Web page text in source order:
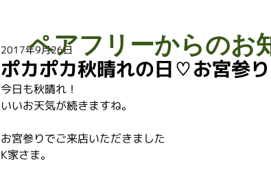
ポカポカ秋晴れの日♡お宮参
2017年9月26日
今日も秋晴れ！
いいお天気が続きますね。
お宮参りでご来店いただきました
K家さま。
ペアフリーからのお